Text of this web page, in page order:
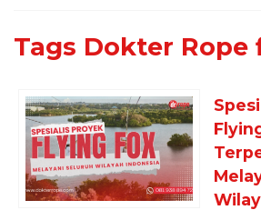
Tags Dokter Rope